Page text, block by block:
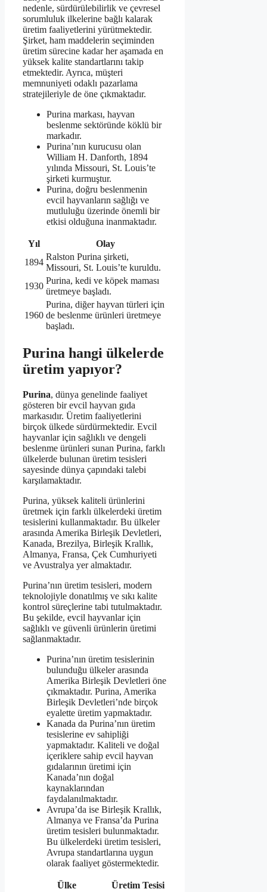
nedenle, sürdürülebilirlik ve çevresel
sorumluluk ilkelerine bağlı kalarak
üretim faaliyetlerini yürütmektedir.
Şirket, ham maddelerin seçiminden
üretim sürecine kadar her aşamada en
yüksek kalite standartlarını takip
etmektedir. Ayrıca, müşteri
memnuniyeti odaklı pazarlama
stratejileriyle de öne çıkmaktadır.
Purina markası, hayvan
beslenme sektöründe köklü bir
markadır.
Purina’nın kurucusu olan
William H. Danforth, 1894
yılında Missouri, St. Louis’te
şirketi kurmuştur.
Purina, doğru beslenmenin
evcil hayvanların sağlığı ve
mutluluğu üzerinde önemli bir
etkisi olduğuna inanmaktadır.
Yıl
Olay
1894
Ralston Purina şirketi,
Missouri, St. Louis’te kuruldu.
1930
Purina, kedi ve köpek maması
üretmeye başladı.
1960
Purina, diğer hayvan türleri için
de beslenme ürünleri üretmeye
başladı.
Purina hangi ülkelerde
üretim yapıyor?
Purina, dünya genelinde faaliyet
gösteren bir evcil hayvan gıda
markasıdır. Üretim faaliyetlerini
birçok ülkede sürdürmektedir. Evcil
hayvanlar için sağlıklı ve dengeli
beslenme ürünleri sunan Purina, farklı
ülkelerde bulunan üretim tesisleri
sayesinde dünya çapındaki talebi
karşılamaktadır.
Purina, yüksek kaliteli ürünlerini
üretmek için farklı ülkelerdeki üretim
tesislerini kullanmaktadır. Bu ülkeler
arasında Amerika Birleşik Devletleri,
Kanada, Brezilya, Birleşik Krallık,
Almanya, Fransa, Çek Cumhuriyeti
ve Avustralya yer almaktadır.
Purina’nın üretim tesisleri, modern
teknolojiyle donatılmış ve sıkı kalite
kontrol süreçlerine tabi tutulmaktadır.
Bu şekilde, evcil hayvanlar için
sağlıklı ve güvenli ürünlerin üretimi
sağlanmaktadır.
Purina’nın üretim tesislerinin
bulunduğu ülkeler arasında
Amerika Birleşik Devletleri öne
çıkmaktadır. Purina, Amerika
Birleşik Devletleri’nde birçok
eyalette üretim yapmaktadır.
Kanada da Purina’nın üretim
tesislerine ev sahipliği
yapmaktadır. Kaliteli ve doğal
içeriklere sahip evcil hayvan
gıdalarının üretimi için
Kanada’nın doğal
kaynaklarından
faydalanılmaktadır.
Avrupa’da ise Birleşik Krallık,
Almanya ve Fransa’da Purina
üretim tesisleri bulunmaktadır.
Bu ülkelerdeki üretim tesisleri,
Avrupa standartlarına uygun
olarak faaliyet göstermektedir.
Ülke
Üretim Tesisi